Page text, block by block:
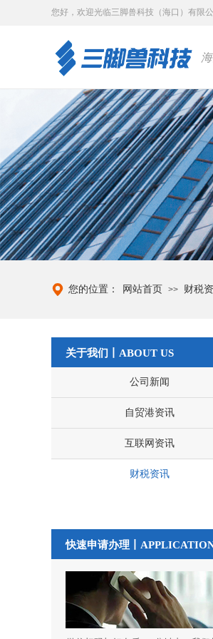
您好， 欢迎光临三脚兽科技（海口）有限
网站首页 >> 财税
您的位置：
关于我们丨ABOUT US
公司新闻
自贸港资讯
互联网资讯
财税资讯
快速申请办理丨